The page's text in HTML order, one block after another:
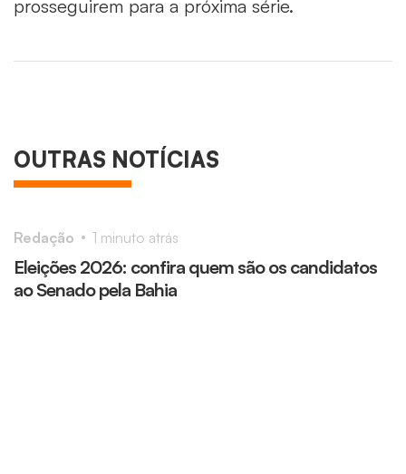
prosseguirem para a próxima série.
OUTRAS NOTÍCIAS
Eleições 2026: confira quem são os candidatos
ao Senado pela Bahia
Redação 1 minuto atrás